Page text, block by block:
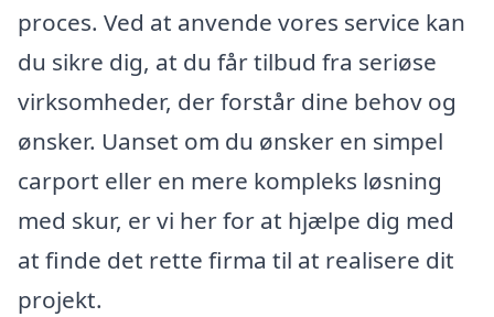
proces. Ved at anvende vores service kan
du sikre dig, at du får tilbud fra seriøse
virksomheder, der forstår dine behov og
ønsker. Uanset om du ønsker en simpel
carport eller en mere kompleks løsning
med skur, er vi her for at hjælpe dig med
at finde det rette firma til at realisere dit
projekt.